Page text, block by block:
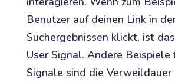
Benutzer auf deinen Link in
Suchergebnissen klickt, ist
User Signal. Andere Beispiele
Signale sind die